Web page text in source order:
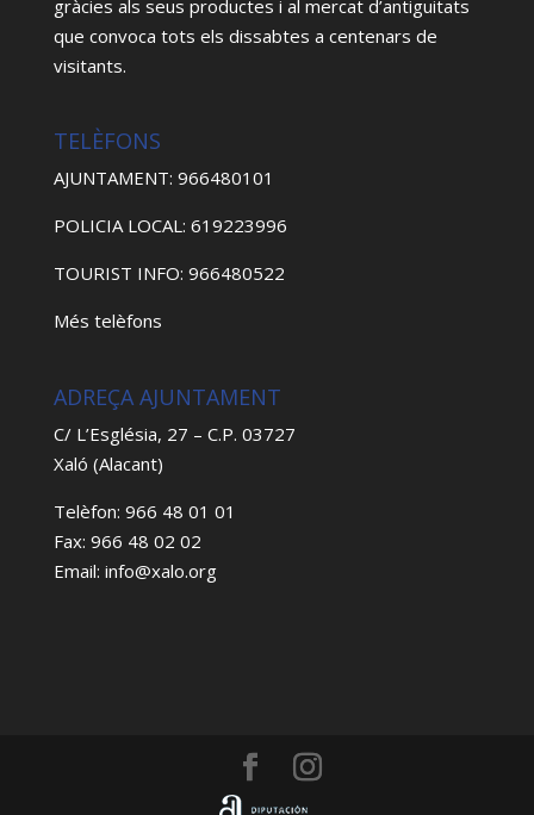
gràcies als seus productes i al mercat d’antiguitats
que convoca tots els dissabtes a centenars de
visitants.
TELÈFONS
AJUNTAMENT: 966480101
POLICIA LOCAL: 619223996
TOURIST INFO: 966480522
Més telèfons
ADREÇA AJUNTAMENT
C/ L’Església, 27 – C.P. 03727
Xaló (Alacant)
Telèfon: 966 48 01 01
Fax: 966 48 02 02
Email: info@xalo.org